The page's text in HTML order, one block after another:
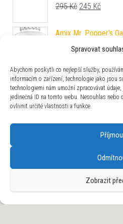
Spravovat
Abychom poskytli co nejlepší služby,
informacím o zařízení, technologie jako jsou
technologiemi nám umožní zpracovávat
jedinečná ID na tomto webu. Nesouhlas
ovlivnit určité vlastnosti a funkce.
Zobrazit
295Kč Původní cena
245 Kč
Amix Mr. Popper's
Kč Původní
349Kč
Scitec Nutrition CO-
515Kč Původní
465Kč
koktejl
Původní
1 225Kč
Mutant MCT Oil 946
BodyWorld
1 599KčPůvodní
1 169Kč